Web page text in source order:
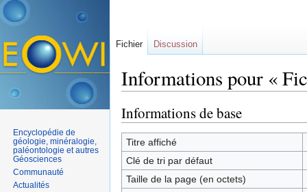
Informations pour «
Informations de base
Titre affiché
Clé de tri par défaut
Taille de la page (en octets)
Fichier Discussion
Encyclopédie de
géologie, minéralogie,
paléontologie et autres
Géosciences
Communauté
Actualités